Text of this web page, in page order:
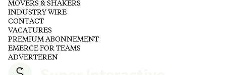
MOVERS & SHAKERS
INDUSTRY WIRE
CONTACT
VACATURES
PREMIUM ABONNEMENT
EMERCE FOR TEAMS
ADVERTEREN